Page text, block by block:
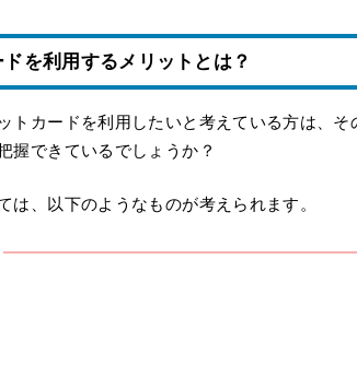
を利用するメリットとは？
トカードを利用したいと考えている方は、
握できているでしょうか？
は、以下のようなものが考えられます。